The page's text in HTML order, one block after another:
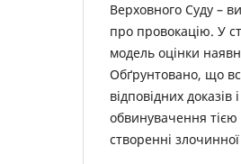
Верховного Суду –
про провокацію. У
модель оцінки
Обґрунтовано, що
відповідних доказів
обвинувачення
створенні злочинної